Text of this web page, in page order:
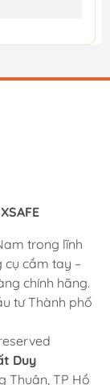
trong lĩnh
cụ cầm tay –
chính hãng.
tư Thành phố
Duy
Thuận, TP Hồ